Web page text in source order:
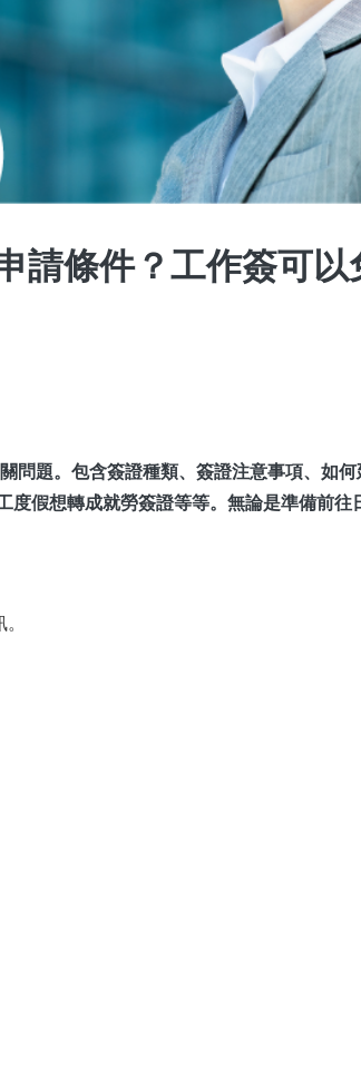
請條件？工作簽可以
問題。包含簽證種類、簽證注意事項、如何
假想轉成就勞簽證等等。無論是準備前往